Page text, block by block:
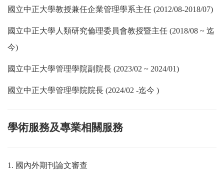
國立中正大學教授兼任企業管理學系主任 (2012/08-2018/07)
國立中正大學人類研究倫理委員會教授暨主任 (2018/08 ~ 迄
今)
國立中正大學管理學院副院長 (2023/02 ~ 2024/01)
國立中正大學管理學院院長 (2024/02 -迄今 )
學術服務及專業相關服務
1. 國內外期刊論文審查